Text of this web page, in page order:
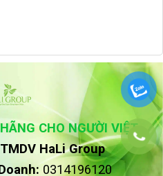
CHO NGƯỜI VIỆT
HaLi Group
0314196120